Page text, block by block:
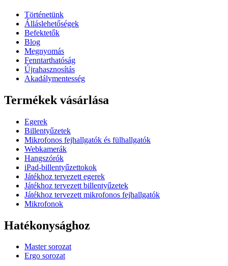
Történetünk
Álláslehetőségek
Befektetők
Blog
Megnyomás
Fenntarthatóság
Újrahasznosítás
Akadálymentesség
Termékek vásárlása
Egerek
Billentyűzetek
Mikrofonos fejhallgatók és fülhallgatók
Webkamerák
Hangszórók
iPad-billentyűzettokok
Játékhoz tervezett egerek
Játékhoz tervezett billentyűzetek
Játékhoz tervezett mikrofonos fejhallgatók
Mikrofonok
Hatékonysághoz
Master sorozat
Ergo sorozat